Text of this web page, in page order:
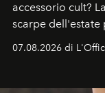
accessorio cult?
scarpe dell'estate
07.08.2026 di